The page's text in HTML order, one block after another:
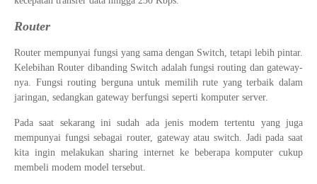
Router
Router mempunyai fungsi yang sama dengan Switch, tetapi lebih pintar.
Kelebihan Router dibanding Switch adalah fungsi routing dan gateway-
nya. Fungsi routing berguna untuk memilih rute yang terbaik dalam
jaringan, sedangkan gateway berfungsi seperti komputer server.
Pada saat sekarang ini sudah ada jenis modem tertentu yang juga
mempunyai fungsi sebagai router, gateway atau switch. Jadi pada saat
kita ingin melakukan sharing internet ke beberapa komputer cukup
membeli modem model tersebut.